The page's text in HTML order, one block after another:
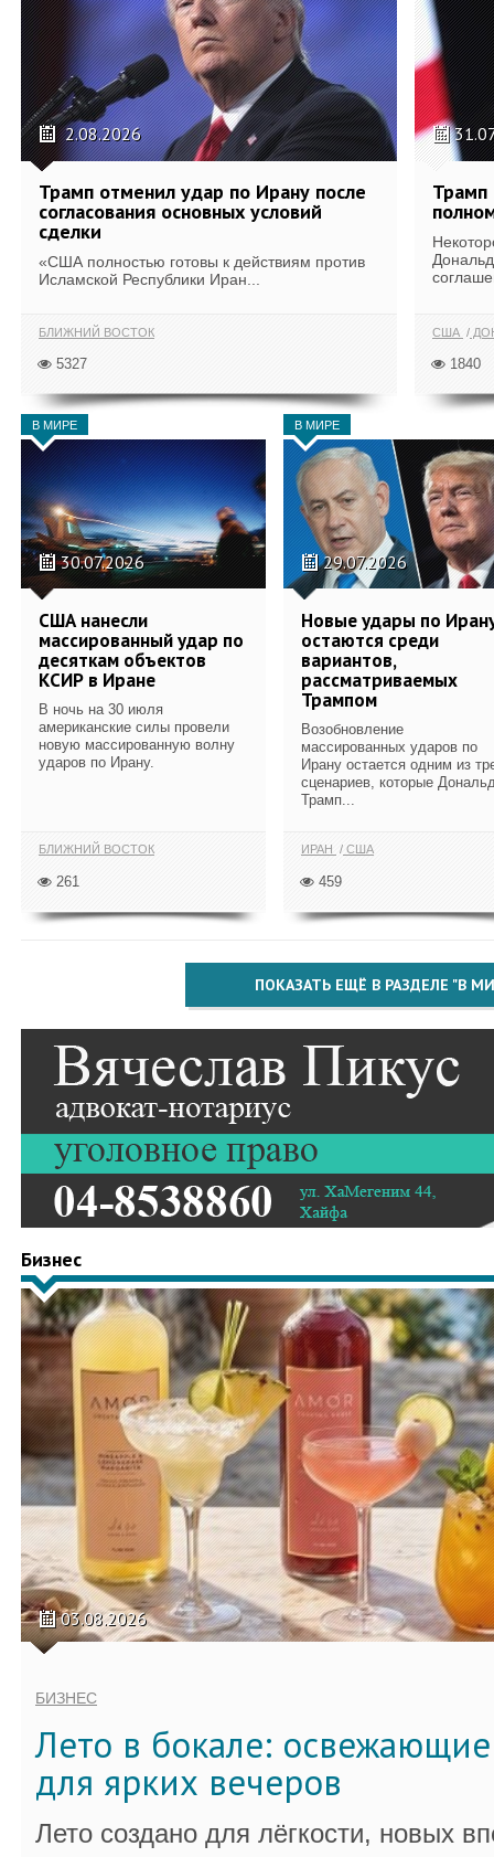
2.08.2026
Трамп отменил удар по Ирану после
согласования основных условий
сделки
«США полностью готовы к действиям против
Исламской Республики Иран...
БЛИЖНИЙ ВОСТОК
5327
Трамп
США
1840
В МИРЕ
30.07.2026
США нанесли
массированный удар по
десяткам объектов
КСИР в Иране
В ночь на 30 июля
американские силы провели
новую массированную волну
ударов по Ирану.
БЛИЖНИЙ ВОСТОК
261
В МИРЕ
29.07.2026
Новые удары по
остаются среди
вариантов,
рассматриваемых
Трампом
Возобновление
массированных ударов по
Ирану остается одним из
сценариев, которые
Трамп...
ИРАН США
459
ПОКАЗАТЬ ЕЩЁ В РАЗДЕЛЕ "В
Бизнес
03.08.2026
БИЗНЕС
Лето в бокале:
для ярких вечеров
Лето создано для лёгкости, новых